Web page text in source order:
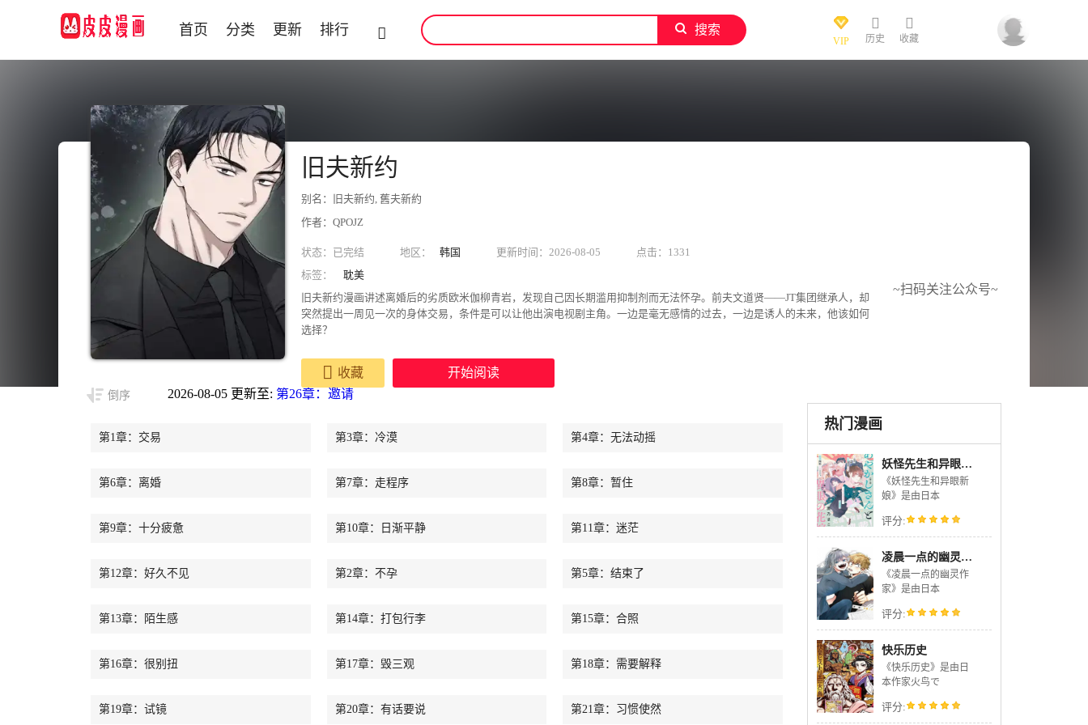
首页 分类 更新 排行 搜索
VIP 历史 收藏
~扫码关注公众号~
旧夫新约
别名：旧夫新约, 舊夫新約
作者：QPOJZ
状态： 已完结 地区： 韩国 更新时间：2026-08-05
点击：1331
标签：
耽美
旧夫新约漫画讲述离婚后的劣质欧米伽柳青岩，发现自己因长期滥用抑制剂而无法怀孕。前夫文道贤——JT集团继承人，却
突然提出一周见一次的身体交易，条件是可以让他出演电视剧主角。一边是毫无感情的过去，一边是诱人的未来，他该如何
选择？
收藏 开始阅读
热门漫画
妖怪先生和异眼新娘
《妖怪先生和异眼新
娘》是由日本
评分:
凌晨一点的幽灵作家
《凌晨一点的幽灵作
家》是由日本
评分:
快乐历史
《快乐历史》是由日
本作家火鸟で
评分:
倒序 2026-08-05 更新至: 第26章：邀请
第1章：交易 第3章：冷漠 第4章：无法动摇
第6章：离婚 第7章：走程序 第8章：暂住
第9章：十分疲惫 第10章：日渐平静 第11章：迷茫
第12章：好久不见 第2章：不孕 第5章：结束了
第13章：陌生感 第14章：打包行李 第15章：合照
第16章：很别扭 第17章：毁三观 第18章：需要解释
第19章：试镜 第20章：有话要说 第21章：习惯使然